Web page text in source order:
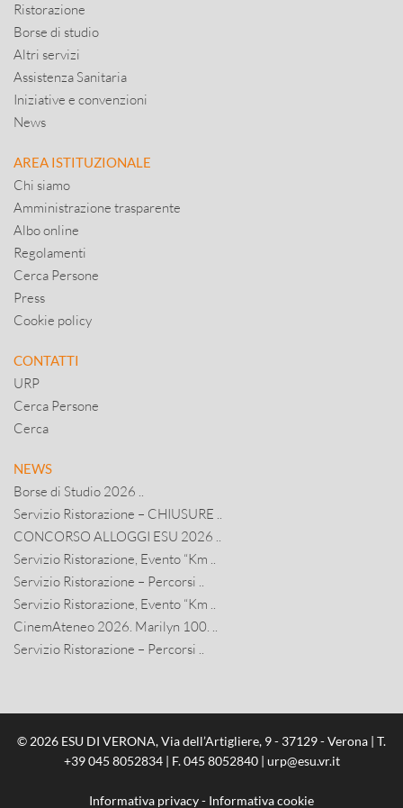
Ristorazione
Borse di studio
Altri servizi
Assistenza Sanitaria
Iniziative e convenzioni
News
AREA ISTITUZIONALE
Chi siamo
Amministrazione trasparente
Albo online
Regolamenti
Cerca Persone
Press
Cookie policy
CONTATTI
URP
Cerca Persone
Cerca
NEWS
Borse di Studio 2026 ..
Servizio Ristorazione – CHIUSURE ..
CONCORSO ALLOGGI ESU 2026 ..
Servizio Ristorazione, Evento “Km ..
Servizio Ristorazione – Percorsi ..
Servizio Ristorazione, Evento “Km ..
CinemAteneo 2026. Marilyn 100. ..
Servizio Ristorazione – Percorsi ..
© 2026 ESU DI VERONA, Via dell’Artigliere, 9 - 37129 - Verona | T.
+39 045 8052834| F. 045 8052840 | urp@esu.vr.it
Informativa privacy- Informativa cookie